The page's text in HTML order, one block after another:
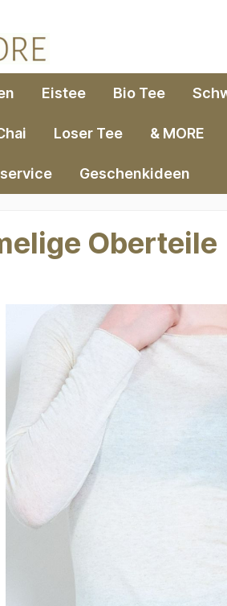
Eistee Bio Tee
Loser Tee & MORE
Geschenkideen
Oberteile